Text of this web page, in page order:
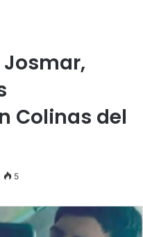
Josmar,
Colinas del
5